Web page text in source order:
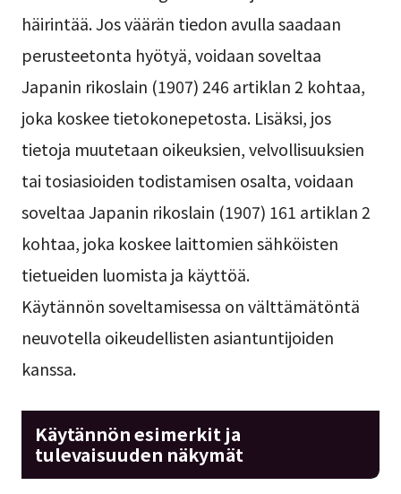
häirintää. Jos väärän tiedon avulla saadaan
perusteetonta hyötyä, voidaan soveltaa
Japanin rikoslain (1907) 246 artiklan 2 kohtaa,
joka koskee tietokonepetosta. Lisäksi, jos
tietoja muutetaan oikeuksien, velvollisuuksien
tai tosiasioiden todistamisen osalta, voidaan
soveltaa Japanin rikoslain (1907) 161 artiklan 2
kohtaa, joka koskee laittomien sähköisten
tietueiden luomista ja käyttöä.
Käytännön soveltamisessa on välttämätöntä
neuvotella oikeudellisten asiantuntijoiden
kanssa.
Käytännön esimerkit ja
tulevaisuuden näkymät